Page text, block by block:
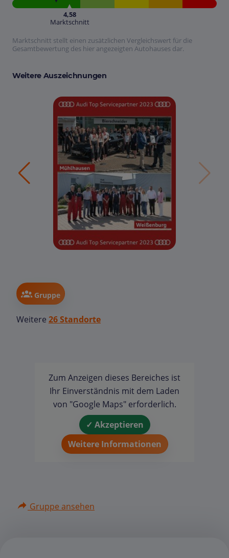
4,58
Marktschnitt
Marktschnitt stellt einen zusätzlichen Vergleichswert für die
Gesamtbewertung des hier angezeigten Autohauses dar.
Weitere Auszeichnungen
Gruppe
Weitere 26 Standorte
Zum Anzeigen dieses Bereiches ist
Ihr Einverständnis mit dem Laden
von "Google Maps" erforderlich.
✓ Akzeptieren
Weitere Informationen
Gruppe ansehen